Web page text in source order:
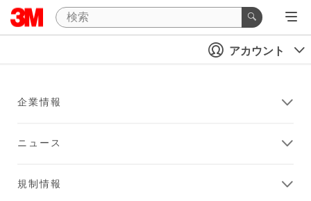
アカウント
企業情報
ニュース
規制情報